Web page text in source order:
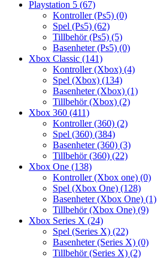
Playstation 5 (67)
Kontroller (Ps5) (0)
Spel (Ps5) (62)
Tillbehör (Ps5) (5)
Basenheter (Ps5) (0)
Xbox Classic (141)
Kontroller (Xbox) (4)
Spel (Xbox) (134)
Basenheter (Xbox) (1)
Tillbehör (Xbox) (2)
Xbox 360 (411)
Kontroller (360) (2)
Spel (360) (384)
Basenheter (360) (3)
Tillbehör (360) (22)
Xbox One (138)
Kontroller (Xbox one) (0)
Spel (Xbox One) (128)
Basenheter (Xbox One) (1)
Tillbehör (Xbox One) (9)
Xbox Series X (24)
Spel (Series X) (22)
Basenheter (Series X) (0)
Tillbehör (Series X) (2)